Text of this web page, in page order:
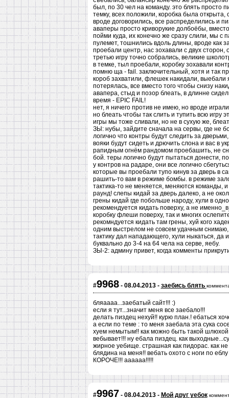
был, по 30 чел на команду. это блять просто
темку, всех положили, коробка была
вроде договорились, все распределились и
аваперы просто криворукие долбоёбы,
пойми куда, их конечно же сразу слили, мы с
пулемет, тошнились вдоль длины, вроде как
проебали центр, нас зохавали с двух
третью игру точно собрались, великие
в темке, тыл проебали, коробку зохавали
помню ща - fail. заключительный, хотя и так
короб захватили, флешек накидали, выебали
потерялась, все вместо того чтобы снизу
авапера, стыд и позор блеать, в длинне
время - EPIC FAIL!
нет, я ничего против не имею, но вроде
но блеать чтобы так слить и тупить всю игру
игры мы тоже сливали, но не в сухую же,
ЗЫ: нубы, зайдите сначала на сервы, где не
логично что контры будут следить за
вояки будут сидеть и дрючить слона и вас в
рапидным огнём рандомом проебашить, не
бой. теры логично будут пытаться донести,
у контров на радаре, они все логично
которые вы проебали тупо кинув за дверь в
рашить-то вам в режиме бомбы. в режиме
тактика-то не меняется, меняются команды,
раунд! слепы кидай за дверь далеко, а не
грены кидай где побольше народу, хули в
рекомендуется кидать поверху, а не
коробку флеши поверху, так и многих
рекомндуется кидать там грены, хуй кого
одним выстрелом не совсем удачным
тактику дал нападающего, хули ныкаться, да
буквально до 3-4 на 64 чела на серве, яебу.
ЗЫ-2: админу привет, когда комменты
#9968- 08.04.2013 - заебись блять
бляаааа...заебатый сайт!!! :)
если я тут...значит меня все заебало!!!
делать пиздец нехуй!! курю план.! ебаться
а если по теме : то меня заебала эта сука
хуем немытым!! как можно быть такой
вебывает!!! ну ебала пиздец. как
жирное уебище. страшная как пидорас. как
блядина на меня!! вебать охото с ноги по
КОРОЧЕ!!! аааааа!!!!!
#9967 - 08.04.2013 - Мой друг уебок